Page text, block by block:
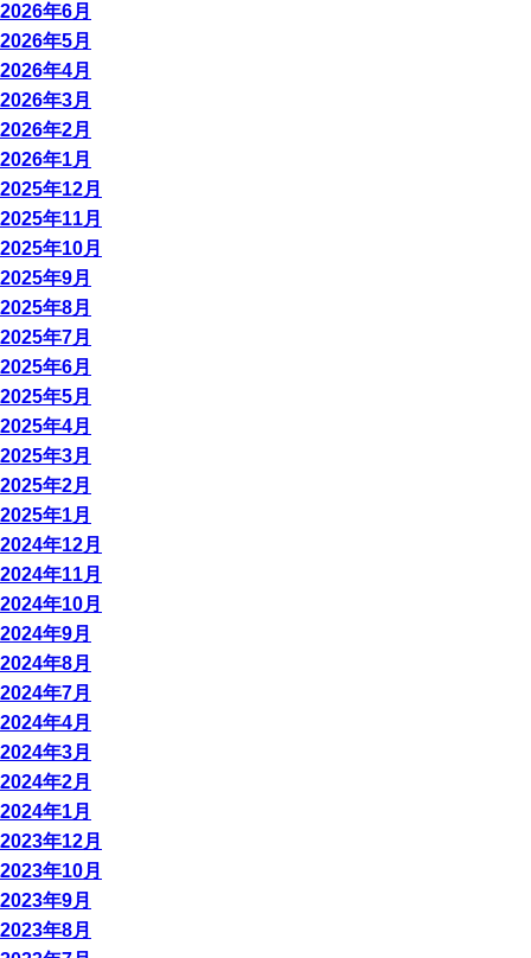
2026年6月
2026年5月
2026年4月
2026年3月
2026年2月
2026年1月
2025年12月
2025年11月
2025年10月
2025年9月
2025年8月
2025年7月
2025年6月
2025年5月
2025年4月
2025年3月
2025年2月
2025年1月
2024年12月
2024年11月
2024年10月
2024年9月
2024年8月
2024年7月
2024年4月
2024年3月
2024年2月
2024年1月
2023年12月
2023年10月
2023年9月
2023年8月